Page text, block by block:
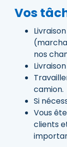
Vos
nos
camion.
Si
Vous
clients